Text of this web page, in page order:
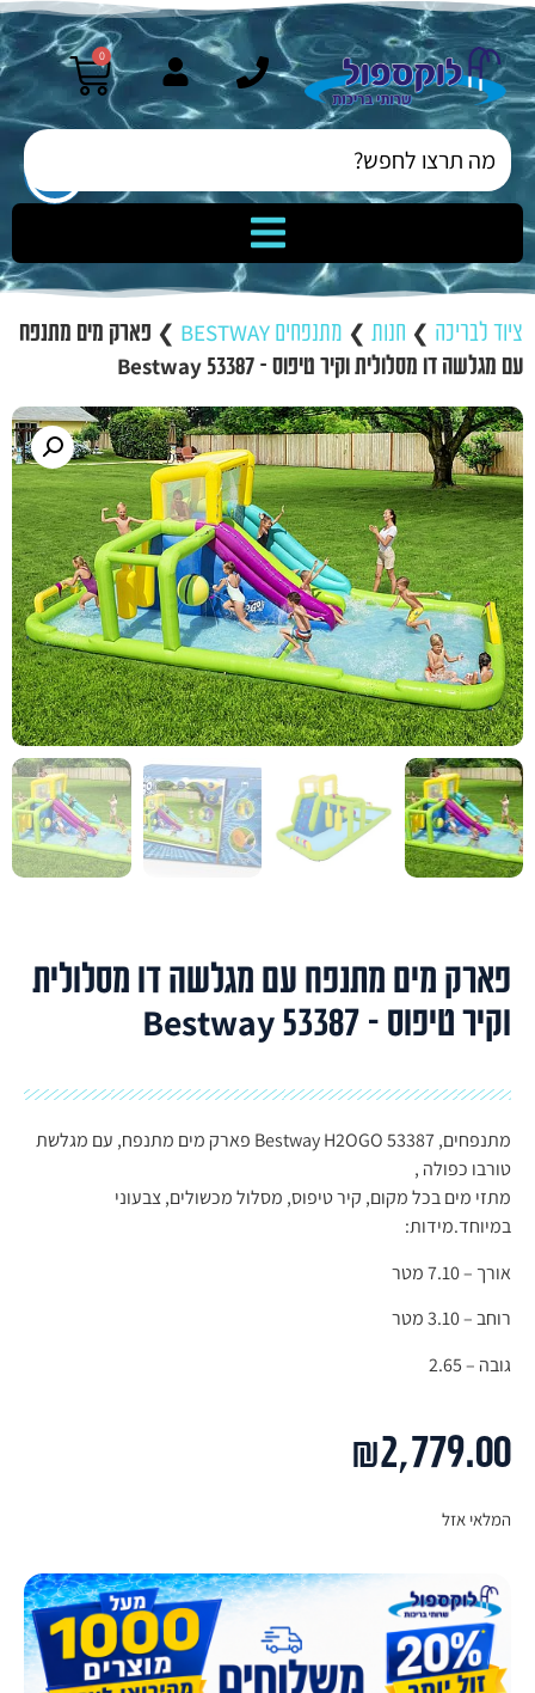
0
ציוד לבריכה ❯ חנות ❯ מתנפחים BESTWAY ❯ פארק מים מתנפח
עם מגלשה דו מסלולית וקיר טיפוס – Bestway 53387
פארק מים מתנפח עם מגלשה דו מסלולית
וקיר טיפוס – Bestway 53387
מתנפחים, Bestway H2OGO 53387 פארק מים מתנפח, עם מגלשת
טורבו כפולה ,
מתזי מים בכל מקום, קיר טיפוס, מסלול מכשולים, צבעוני
במיוחד.מידות:
אורך – 7.10 מטר
רוחב – 3.10 מטר
גובה – 2.65
₪2,779.00
המלאי אזל